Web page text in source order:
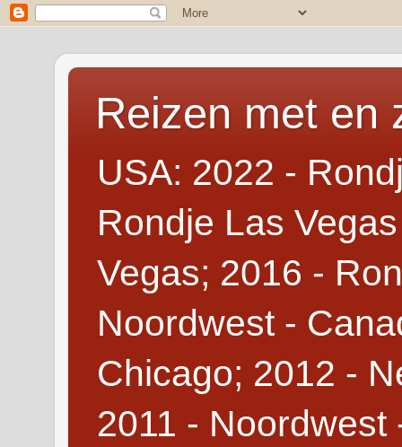
Reizen met en
USA: 2022 -
Rondje Las
Vegas; 2016 -
Noordwest -
Chicago; 2012 -
2011 - Noordwest